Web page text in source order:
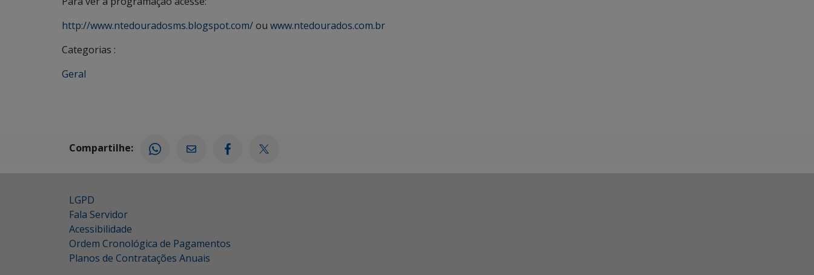
http://www.ntedouradosms.blogspot.com/ou www.ntedourados.com.br
Categorias :
Geral
Compartilhe:
LGPD
Fala Servidor
Acessibilidade
Ordem Cronológica de Pagamentos
Planos de Contratações Anuais